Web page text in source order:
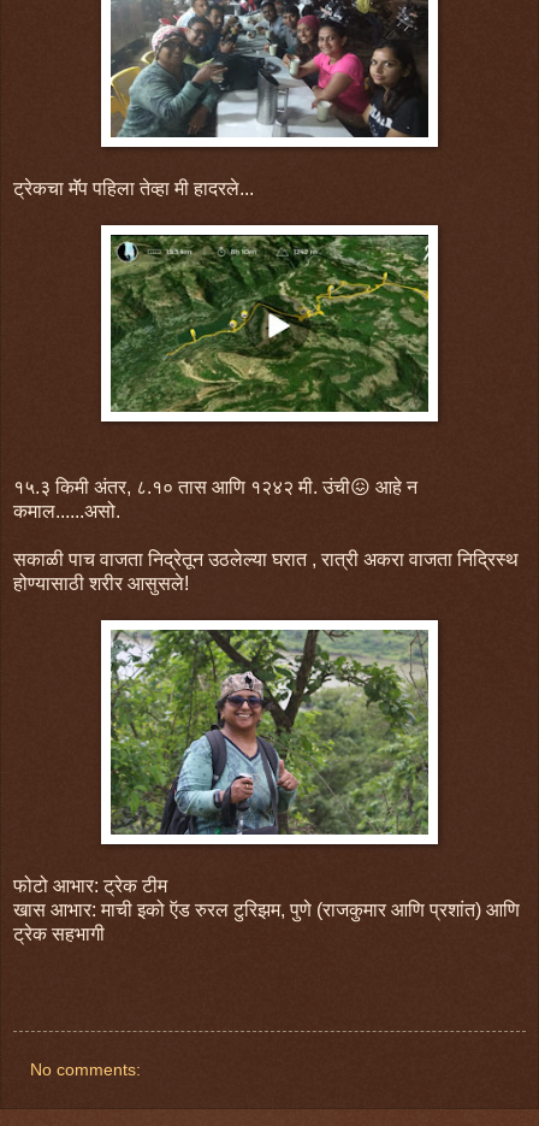
ट्रेकचा मॅॅप पहिला तेव्हा मी हादरले...
१५.३ किमी अंतर, ८.१० तास आणि १२४२ मी. उंची😖 आहे न
कमाल......असो.
सकाळी पाच वाजता निद्रेतून उठलेल्या घरात , रात्री अकरा वाजता निद्रिस्थ
होण्यासाठी शरीर आसुसले!
फोटो आभार: ट्रेक टीम
खास आभार: माची इको ऍड रुरल टुरिझम, पुणे (राजकुमार आणि प्रशांत) आणि
ट्रेक सहभागी
No comments: